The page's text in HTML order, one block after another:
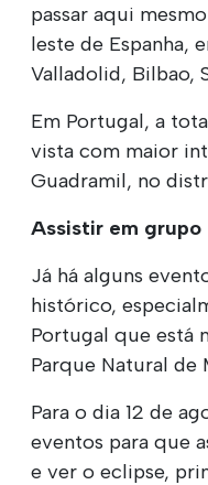
passar aqui
leste de Espanha,
Valladolid, Bilbao,
Em Portugal, a
vista com maior
Guadramil, no
Assistir em grupo
Já há alguns
histórico,
Portugal que está
Parque Natural de
Para o dia 12 de
eventos para que
e ver o eclipse,